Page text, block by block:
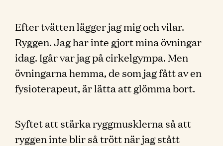
Efter tvätten lägger jag mig och vilar.
Ryggen. Jag har inte gjort mina övningar
idag. Igår var jag på cirkelgympa. Men
övningarna hemma, de som jag fått av en
fysioterapeut, är lätta att glömma bort.
Syftet att stärka ryggmusklerna så att
ryggen inte blir så trött när jag stått